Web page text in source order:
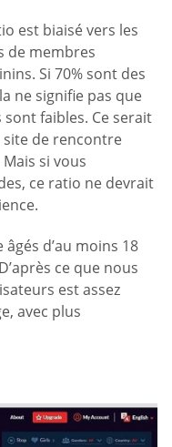
est biaisé vers les
de membres
Si 70% sont des
ne signifie pas que
faibles. Ce serait
de rencontre
si vous
ce ratio ne devrait
d’au moins 18
ce que nous
est assez
avec plus